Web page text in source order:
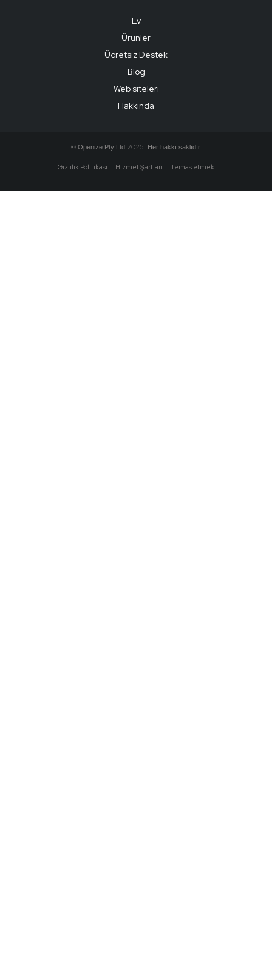
Ev
Ürünler
Ücretsiz Destek
Blog
Web siteleri
Hakkında
© Openize Pty Ltd 2025 . Her hakkı saklıdır.
Gizlilik Politikası Hizmet Şartları Temas etmek